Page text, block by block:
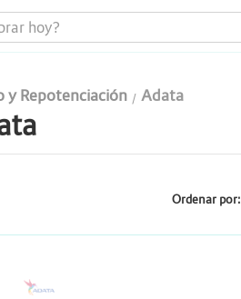
Todo en uno
Computadores
y Repotenciación Adata
Ordenar por:
ADATA